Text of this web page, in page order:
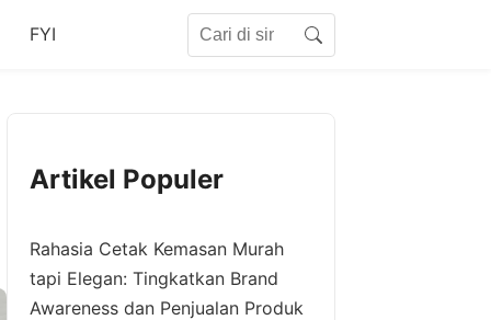
FYI Search
Artikel Populer
Rahasia Cetak Kemasan Murah
tapi Elegan: Tingkatkan Brand
Awareness dan Penjualan Produk